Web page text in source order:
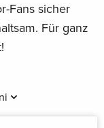
Fans sicher
Für ganz